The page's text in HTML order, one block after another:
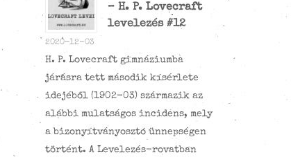
– H. P. Lovecraft
levelezés #12
2020-12-03
H. P. Lovecraft gimnáziumba
járásra tett második kísérlete
idejéből (1902-03) származik az
alábbi mulatságos incidens, mely
a bizonyítványosztó ünnepségen
történt. A Levelezés-rovatban